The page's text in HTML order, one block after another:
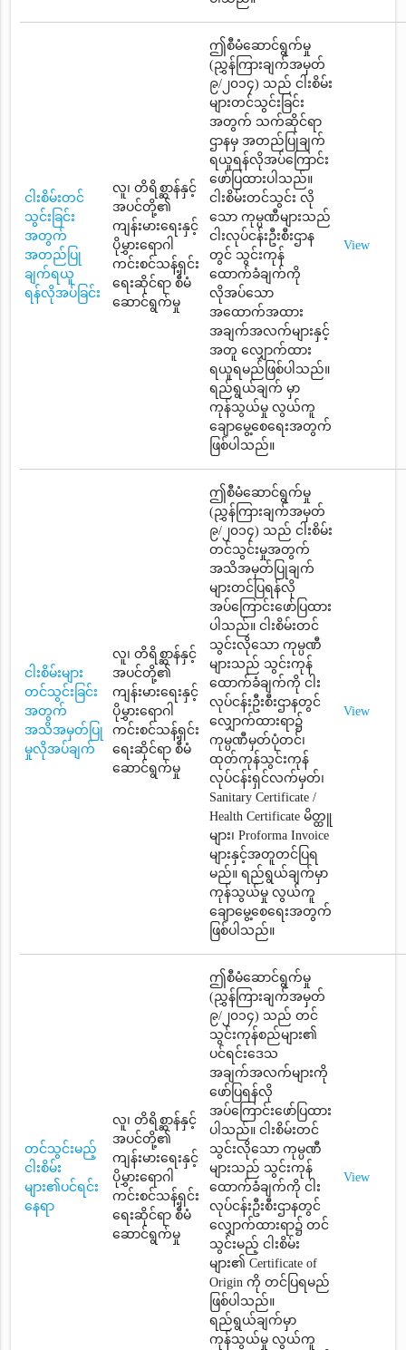
ငါးစိမ်းတင်
သွင်းခြင်း
အတွက်
အတည်ပြု
ချက်ရယူ
ရန်လိုအပ်ခြင်း
လူ၊ တိရိစ္ဆာန်နှင့်
အပင်တို့၏
ကျန်းမားရေးနှင့်
ပိုမွှားရောဂါ
ကင်းစင်သန့်ရှင်း
ရေးဆိုင်ရာ စီမံ
ဆောင်ရွက်မှု
ဤစီမံဆောင်ရွက်မှု
(ညွှန်ကြားချက်အမှတ်
၉/၂၀၁၄) သည် ငါးစိမ်း
များတင်သွင်းခြင်း
အတွက် သက်ဆိုင်ရာ
ဌာနမှ အတည်ပြုချက်
ရယူရန်လိုအပ်ကြောင်း
ဖော်ပြထားပါသည်။
ငါးစိမ်းတင်သွင်း လို
သော ကုမ္ပဏီများသည်
ငါးလုပ်ငန်းဦးစီးဌာန
တွင် သွင်းကုန်
ထောက်ခံချက်ကို
လိုအပ်သော
အထောက်အထား
အချက်အလက်များနှင့်
အတူ လျှောက်ထား
ရယူရမည်ဖြစ်ပါသည်။
ရည်ရွယ်ချက် မှာ
ကုန်သွယ်မှု လွယ်ကူ
ချောမွေ့စေရေးအတွက်
ဖြစ်ပါသည်။
View
ငါးစိမ်းများ
တင်သွင်းခြင်း
အတွက်
အသိအမှတ်ပြု
မှုလိုအပ်ချက်
လူ၊ တိရိစ္ဆာန်နှင့်
အပင်တို့၏
ကျန်းမားရေးနှင့်
ပိုမွှားရောဂါ
ကင်းစင်သန့်ရှင်း
ရေးဆိုင်ရာ စီမံ
ဆောင်ရွက်မှု
ဤစီမံဆောင်ရွက်မှု
(ညွှန်ကြားချက်အမှတ်
၉/၂၀၁၄) သည် ငါးစိမ်း
တင်သွင်းမှုအတွက်
အသိအမှတ်ပြုချက်
များတင်ပြရန်လို
အပ်ကြောင်းဖော်ပြထား
ပါသည်။ ငါးစိမ်းတင်
သွင်းလိုသော ကုမ္ပဏီ
များသည် သွင်းကုန်
ထောက်ခံချက်ကို ငါး
လုပ်ငန်းဦးစီးဌာနတွင်
လျှောက်ထားရာ၌
ကုမ္ပဏီမှတ်ပုံတင်၊
ထုတ်ကုန်သွင်းကုန်
လုပ်ငန်းရှင်လက်မှတ်၊
Sanitary Certificate /
Health Certificate မိတ္ထူ
များ၊ Proforma Invoice
များနှင့်အတူတင်ပြရ
မည်။ ရည်ရွယ်ချက်မှာ
ကုန်သွယ်မှု လွယ်ကူ
ချောမွေ့စေရေးအတွက်
ဖြစ်ပါသည်။
View
တင်သွင်းမည့်
ငါးစိမ်း
များ၏ပင်ရင်း
နေရာ
လူ၊ တိရိစ္ဆာန်နှင့်
အပင်တို့၏
ကျန်းမားရေးနှင့်
ပိုမွှားရောဂါ
ကင်းစင်သန့်ရှင်း
ရေးဆိုင်ရာ စီမံ
ဆောင်ရွက်မှု
ဤစီမံဆောင်ရွက်မှု
(ညွှန်ကြားချက်အမှတ်
၉/၂၀၁၄) သည် တင်
သွင်းကုန်စည်များ၏
ပင်ရင်းဒေသ
အချက်အလက်များကို
ဖော်ပြရန်လို
အပ်ကြောင်းဖော်ပြထား
ပါသည်။ ငါးစိမ်းတင်
သွင်းလိုသော ကုမ္ပဏီ
များသည် သွင်းကုန်
ထောက်ခံချက်ကို ငါး
လုပ်ငန်းဦးစီးဌာနတွင်
လျှောက်ထားရာ၌ တင်
သွင်းမည့် ငါးစိမ်း
များ၏ Certificate of
Origin ကို တင်ပြရမည်
ဖြစ်ပါသည်။
ရည်ရွယ်ချက်မှာ
ကုန်သွယ်မှု လွယ်ကူ
View